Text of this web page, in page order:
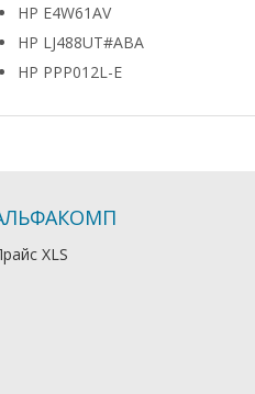
HP E4W61AV
HP LJ488UT#ABA
HP PPP012L-E
XLS